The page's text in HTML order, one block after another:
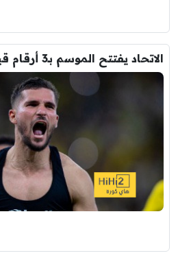
الاتحاد يفتتح الموسم بـ3 أرقام قياسية